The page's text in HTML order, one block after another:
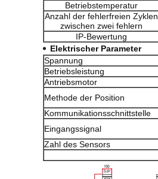
Betriebstemperatur
Anzahl der fehlerfreien Zyklen
zwischen zwei fehlern
IP-Bewertung
Elektrischer Parameter
Spannung
Betriebsleistung
Antriebsmotor
Methode der Position
Kommunikationsschnittstelle
Eingangssignal
Zahl des Sensors